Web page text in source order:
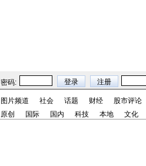
密码:
图片频道 社会 话题 财经
股市评论
原创 国际 国内 科技 本地 文化